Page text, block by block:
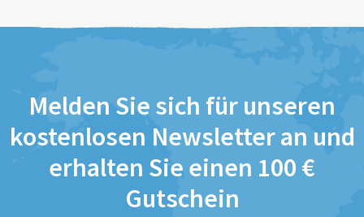
Melden Sie sich für unseren
kostenlosen Newsletter an und
erhalten Sie einen 100 €
Gutschein